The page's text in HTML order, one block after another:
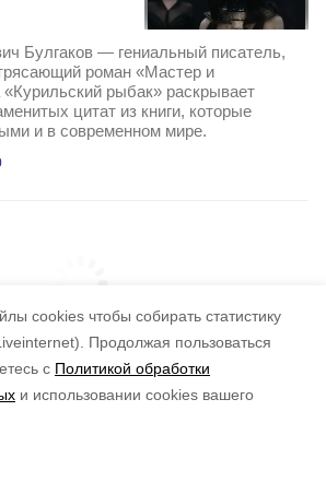
cookies чтобы собирать статистику
Продолжая пользоваться
с Политикой обработки
и использовании cookies вашего
Булгаков — гениальный писатель,
роман «Мастер и
«Курильский рыбак» раскрывает
цитат из книги, которые
и в современном мире.